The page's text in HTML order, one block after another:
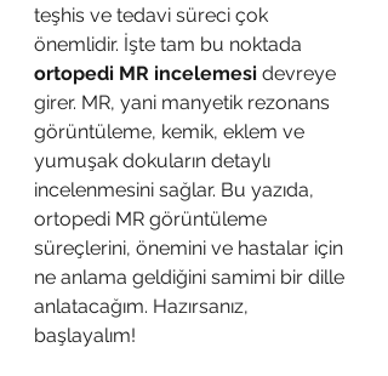
teşhis ve tedavi süreci çok
önemlidir. İşte tam bu noktada
ortopedi MR incelemesi devreye
girer. MR, yani manyetik rezonans
görüntüleme, kemik, eklem ve
yumuşak dokuların detaylı
incelenmesini sağlar. Bu yazıda,
ortopedi MR görüntüleme
süreçlerini, önemini ve hastalar için
ne anlama geldiğini samimi bir dille
anlatacağım. Hazırsanız,
başlayalım!